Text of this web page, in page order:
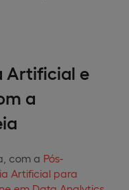
Artificial e
a
com a Pós-
Artificial para